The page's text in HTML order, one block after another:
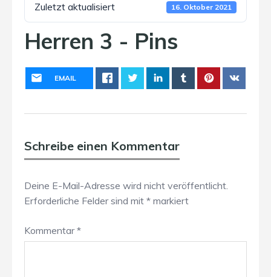
Zuletzt aktualisiert 16. Oktober 2021
Herren 3 - Pins
EMAIL
Schreibe einen Kommentar
Deine E-Mail-Adresse wird nicht veröffentlicht.
Erforderliche Felder sind mit * markiert
Kommentar*